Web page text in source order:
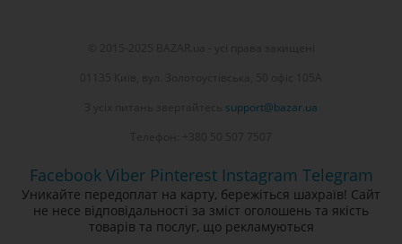
support@bazar.ua
Facebook Viber Pinterest Instagram Telegram
Уникайте передоплат на карту, бережіться шахраїв! Сайт
не несе відповідальності за зміст оголошень та якість
товарів та послуг, що рекламуються